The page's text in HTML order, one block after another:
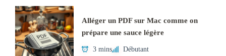
Alléger un PDF sur Mac comme on
prépare une sauce légère
3 mins Débutant